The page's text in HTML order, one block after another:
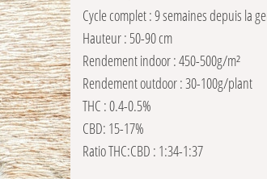
Cycle complet : 9 semaines depuis la
Hauteur : 50-90 cm
Rendement indoor : 450-500g/m²
Rendement outdoor : 30-100g/plant
THC : 0.4-0.5%
CBD: 15-17%
Ratio THC:CBD : 1:34-1:37